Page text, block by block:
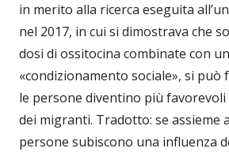
in merito alla ricerca eseguita
nel 2017, in cui si dimostrava che
dosi di ossitocina combinate con
«condizionamento sociale», si può
le persone diventino più favorevoli
dei migranti. Tradotto: se assieme
persone subiscono una influenza